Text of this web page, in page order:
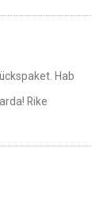
Hab
Rike